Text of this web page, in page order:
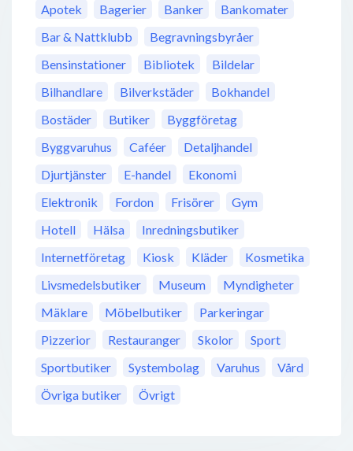
Apotek Bagerier Banker
Bankomater
Bar & Nattklubb
Begravningsbyråer
Bensinstationer
Bibliotek
Bildelar
Bilhandlare
Bilverkstäder
Bokhandel
Bostäder
Butiker
Byggföretag
Byggvaruhus
Caféer
Detaljhandel
Djurtjänster
E-handel
Ekonomi
Elektronik
Fordon Frisörer
Gym
Hotell
Hälsa
Inredningsbutiker
Internetföretag
Kiosk Kläder
Kosmetika
Livsmedelsbutiker
Museum
Myndigheter
Mäklare
Möbelbutiker
Parkeringar
Pizzerior
Restauranger Skolor
Sport
Sportbutiker
Systembolag Varuhus
Vård
Övriga butiker
Övrigt